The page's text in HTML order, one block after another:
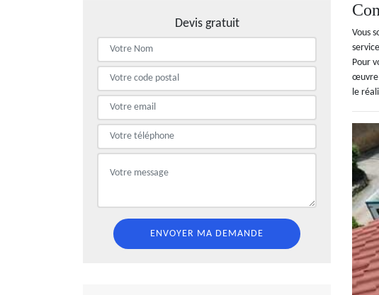
Devis gratuit
Vous
Pour
œuvre
le